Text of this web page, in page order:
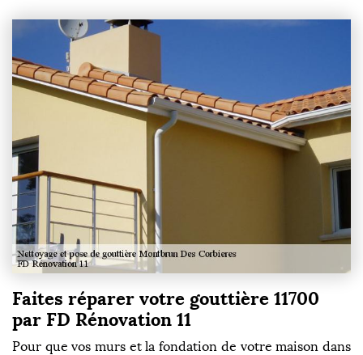
Faites réparer votre gouttière 11700
par FD Rénovation 11
Pour que vos murs et la fondation de votre maison dans